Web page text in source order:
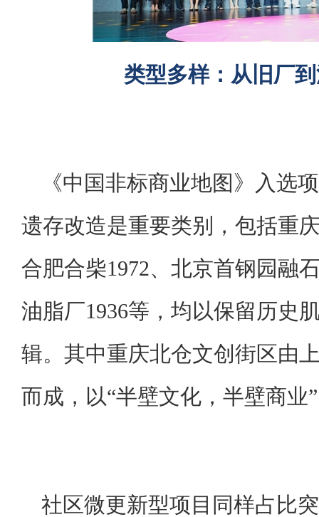
类型多样：从旧厂
《中国非标商业地图》入选
遗存改造是重要类别，包括重
合肥合柴1972、北京首钢园融
油脂厂1936等，均以保留历史
辑。其中重庆北仓文创街区由
而成，以“半壁文化，半壁商业
社区微更新型项目同样占比